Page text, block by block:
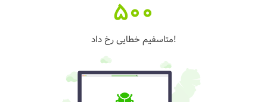
500
متاسفیم خطایی رخ داد!